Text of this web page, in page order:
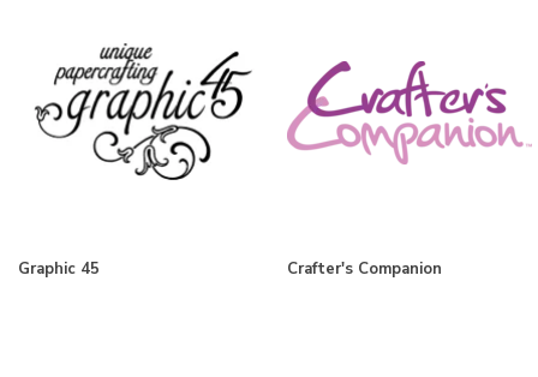
Graphic 45 Crafter's Companion